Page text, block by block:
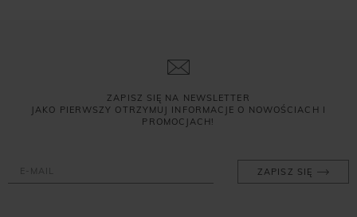
ZAPISZ SIĘ NA NEWSLETTER
JAKO PIERWSZY OTRZYMUJ INFORMACJE O NOWOŚCIACH I
PROMOCJACH!
ZAPISZ SIĘ